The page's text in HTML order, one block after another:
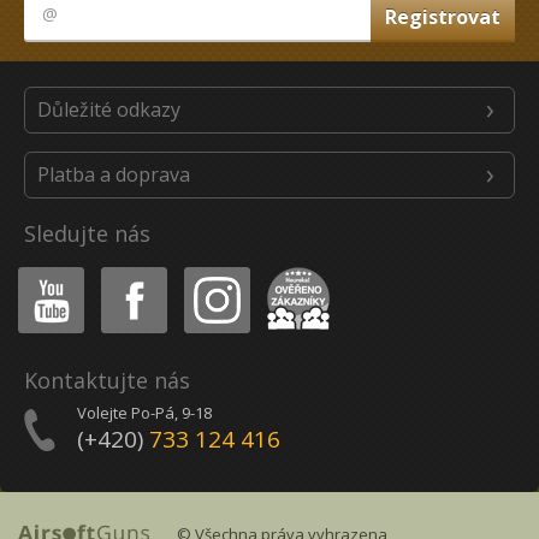
Důležité odkazy
Platba a doprava
Sledujte nás
Youtube Facebook Instagram Heureka
Kontaktujte nás
Volejte Po-Pá, 9-18
(+420) 733 124 416
© Všechna práva vyhrazena